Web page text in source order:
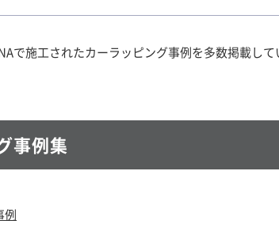
で施工されたカーラッピング事例を多数掲載し
事例集
例